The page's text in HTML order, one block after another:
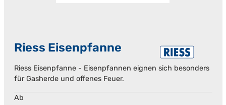
Riess Eisenpfanne
Riess Eisenpfanne - Eisenpfannen eignen sich besonders
für Gasherde und offenes Feuer.
AbRegulärer Preis: